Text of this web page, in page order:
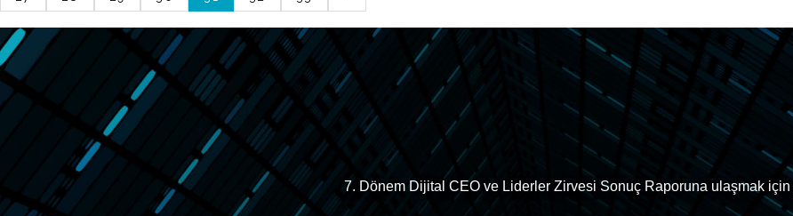
7. Dönem Dijital CEO ve Liderler Zirvesi Sonuç Raporuna ulaşmak için